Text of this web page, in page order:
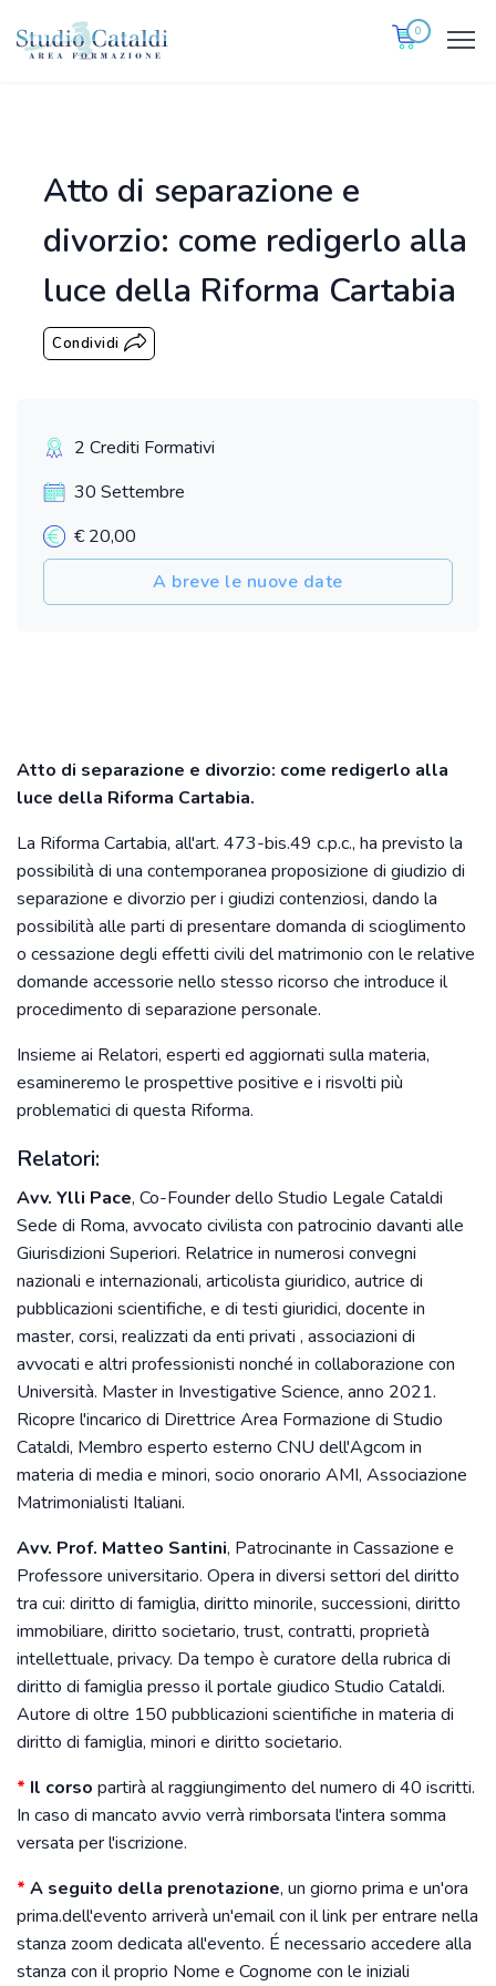
0
Atto di separazione e
divorzio: come redigerlo alla
luce della Riforma Cartabia
Condividi
2 Crediti Formativi
30 Settembre
€ 20,00
A breve le nuove date
Atto di separazione e divorzio: come redigerlo alla
luce della Riforma Cartabia.
La Riforma Cartabia, all'art. 473-bis.49 c.p.c., ha previsto la
possibilità di una contemporanea proposizione di giudizio di
separazione e divorzio per i giudizi contenziosi, dando la
possibilità alle parti di presentare domanda di scioglimento
o cessazione degli effetti civili del matrimonio con le relative
domande accessorie nello stesso ricorso che introduce il
procedimento di separazione personale.
Insieme ai Relatori, esperti ed aggiornati sulla materia,
esamineremo le prospettive positive e i risvolti più
problematici di questa Riforma.
Relatori:
Avv. Ylli Pace, Co-Founder dello Studio Legale Cataldi
Sede di Roma, avvocato civilista con patrocinio davanti alle
Giurisdizioni Superiori. Relatrice in numerosi convegni
nazionali e internazionali, articolista giuridico, autrice di
pubblicazioni scientifiche, e di testi giuridici, docente in
master, corsi, realizzati da enti privati , associazioni di
avvocati e altri professionisti nonché in collaborazione con
Università. Master in Investigative Science, anno 2021.
Ricopre l'incarico di Direttrice Area Formazione di Studio
Cataldi, Membro esperto esterno CNU dell'Agcom in
materia di media e minori, socio onorario AMI, Associazione
Matrimonialisti Italiani.
Avv. Prof. Matteo Santini, Patrocinante in Cassazione e
Professore universitario. Opera in diversi settori del diritto
tra cui: diritto di famiglia, diritto minorile, successioni, diritto
immobiliare, diritto societario, trust, contratti, proprietà
intellettuale, privacy. Da tempo è curatore della rubrica di
diritto di famiglia presso il portale giudico Studio Cataldi.
Autore di oltre 150 pubblicazioni scientifiche in materia di
diritto di famiglia, minori e diritto societario.
* Il corso partirà al raggiungimento del numero di 40 iscritti.
In caso di mancato avvio verrà rimborsata l'intera somma
versata per l'iscrizione.
* A seguito della prenotazione, un giorno prima e un'ora
prima.dell'evento arriverà un'email con il link per entrare nella
stanza zoom dedicata all'evento. É necessario accedere alla
stanza con il proprio Nome e Cognome con le iniziali